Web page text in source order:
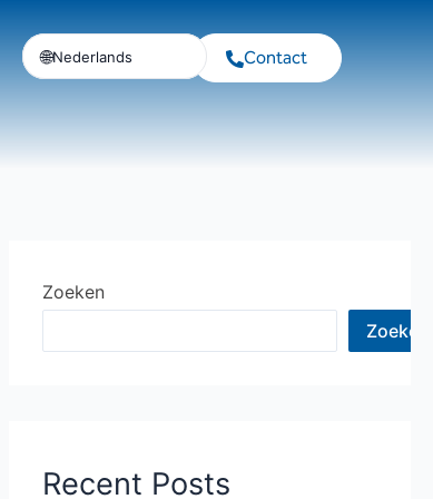
Nederlands Contact
Zoeken
Zoeken
Recent Posts